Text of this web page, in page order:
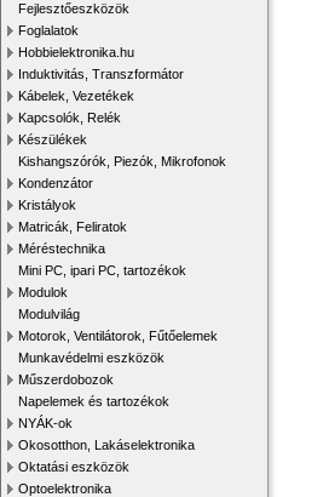
Fejlesztőeszközök
Foglalatok
Hobbielektronika.hu
Induktivitás, Transzformátor
Kábelek, Vezetékek
Kapcsolók, Relék
Készülékek
Kishangszórók, Piezók, Mikrofonok
Kondenzátor
Kristályok
Matricák, Feliratok
Méréstechnika
Mini PC, ipari PC, tartozékok
Modulok
Modulvilág
Motorok, Ventilátorok, Fűtőelemek
Munkavédelmi eszközök
Műszerdobozok
Napelemek és tartozékok
NYÁK-ok
Okosotthon, Lakáselektronika
Oktatási eszközök
Optoelektronika